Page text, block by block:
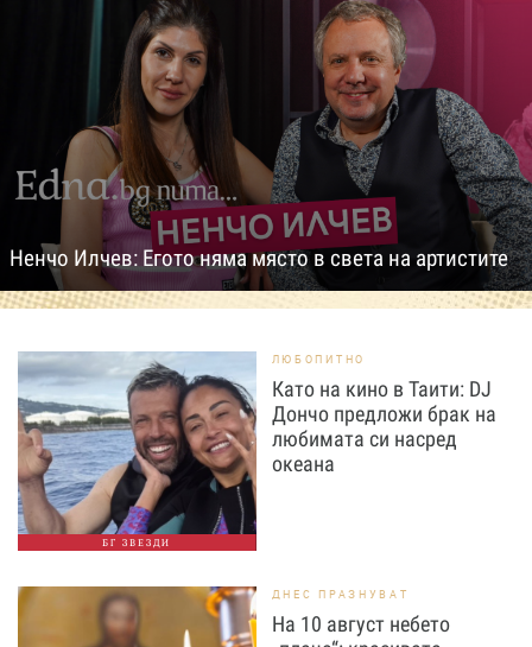
Ненчо Илчев: Егото няма място в света на артистите
БГ ЗВЕЗДИ
ЛЮБОПИТНО
Като на кино в Таити: DJ
Дончо предложи брак на
любимата си насред
океана
ДНЕС ПРАЗНУВАТ
На 10 август небето